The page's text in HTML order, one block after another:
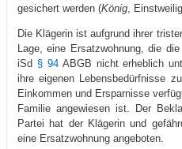
gesichert werden (König,
Die Klägerin ist aufgrund ihrer
Lage, eine Ersatzwohnung, die
iSd § 94ABGB nicht erheblich
ihre eigenen Lebensbedürfnisse
Einkommen und Ersparnisse
Familie angewiesen ist. Der
Partei hat der Klägerin und
eine Ersatzwohnung angeboten.